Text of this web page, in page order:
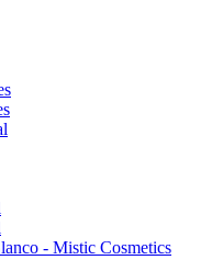
- Mistic Cosmetics